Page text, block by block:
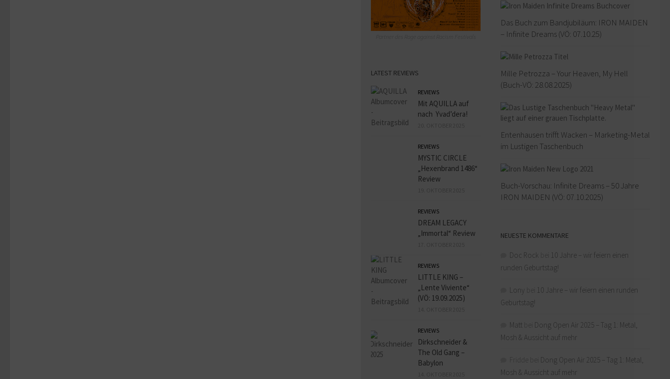
Das Buch zum Bandjubiläum: IRON MAIDEN
– Infinite Dreams (VÖ: 07.10.25)
Mille Petrozza – Your Heaven, My Hell
(Buch-VÖ: 28.08.2025)
Entenhausen trifft Wacken – Marketing-Metal
im Lustigen Taschenbuch
Buch-Vorschau: Infinite Dreams – 50 Jahre
IRON MAIDEN (VÖ: 07.10.2025)
NEUESTE KOMMENTARE
Doc Rock
10 Jahre – wir feiern einen
runden Geburtstag!
Lony
10 Jahre – wir feiern einen runden
Geburtstag!
Matt
Dong Open Air 2025 – Tag 1: Metal,
Mosh & Aussicht auf mehr
Dong Open Air 2025 – Tag 1: Metal,
Mosh & Aussicht auf mehr
LATEST REVIEWS
REVIEWS
Mit AQUILLA auf
nach Yvad’dera!
REVIEWS
MYSTIC CIRCLE
„Hexenbrand 1486“
Review
REVIEWS
DREAM LEGACY
„Immortal“ Review
REVIEWS
LITTLE KING –
„Lente Viviente“
(VÖ: 19.09.2025)
REVIEWS
Dirkschneider &
The Old Gang –
Babylon